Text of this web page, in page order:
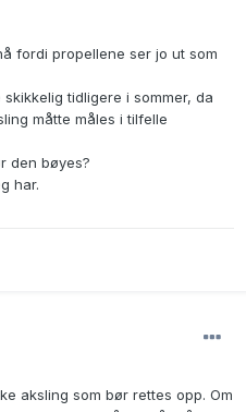
fordi propellene ser jo ut som
tidligere i sommer, da
måtte måles i tilfelle
den bøyes?
har.
aksling som bør rettes opp. Om